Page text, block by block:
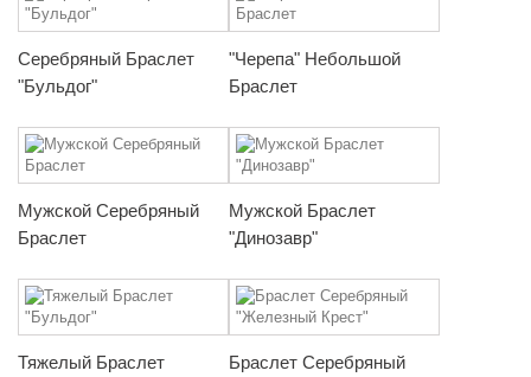
Серебряный Браслет
"Бульдог"
"Черепа" Небольшой
Браслет
Мужской Серебряный
Браслет
Мужской Браслет
"Динозавр"
Тяжелый Браслет
Браслет Серебряный